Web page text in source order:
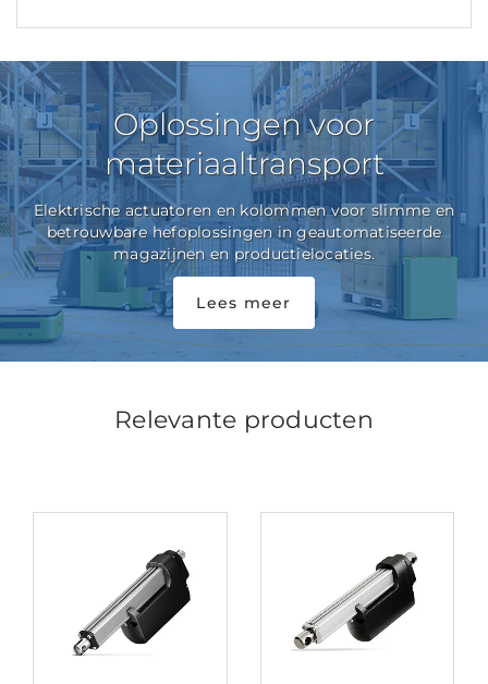
Oplossingen voor
materiaaltransport
Elektrische actuatoren en kolommen voor slimme en
betrouwbare hefoplossingen in geautomatiseerde
magazijnen en productielocaties.
Lees meer
Relevante producten